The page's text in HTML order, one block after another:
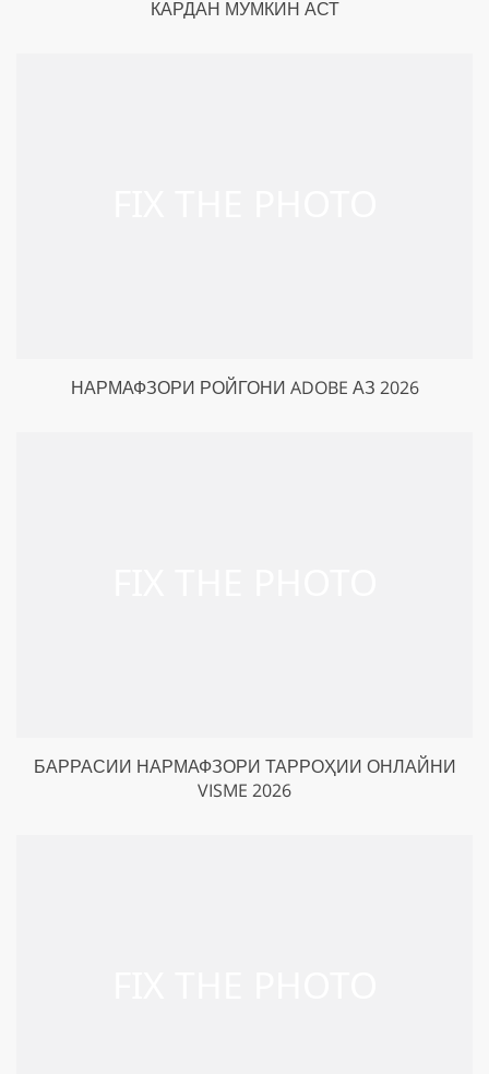
КАРДАН МУМКИН АСТ
НАРМАФЗОРИ РОЙГОНИ ADOBE АЗ 2026
БАРРАСИИ НАРМАФЗОРИ ТАРРОҲИИ ОНЛАЙНИ
VISME 2026